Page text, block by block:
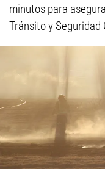
minutos para
Tránsito y Seguridad